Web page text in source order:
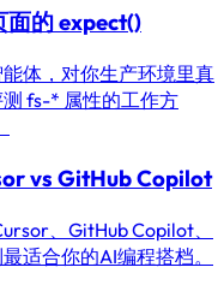
面的 expect()
体，对你生产环境里真
fs-* 属性的工作方
vs GitHub Copilot
、GitHub Copilot、
适合你的AI编程搭档。